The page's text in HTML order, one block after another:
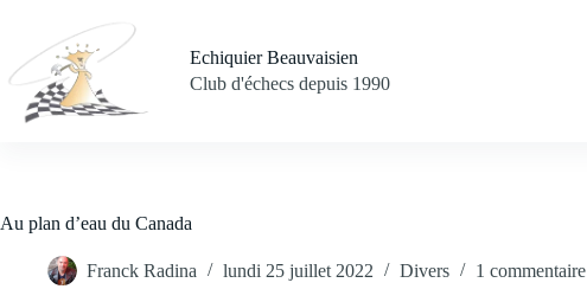
contenu
Echiquier Beauvaisien
Club d'échecs depuis 1990
Au plan d’eau du Canada
Franck Radina lundi 25 juillet 2022 Divers 1 commentaire